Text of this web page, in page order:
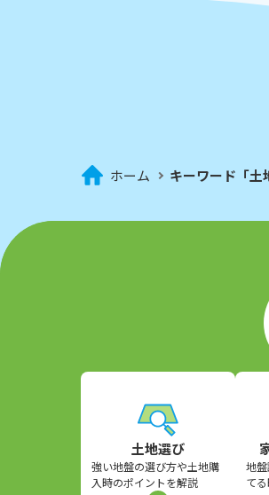
ホーム キーワード「土
土地選び
強い地盤の選び方や土地購
入時のポイントを解説
地
て